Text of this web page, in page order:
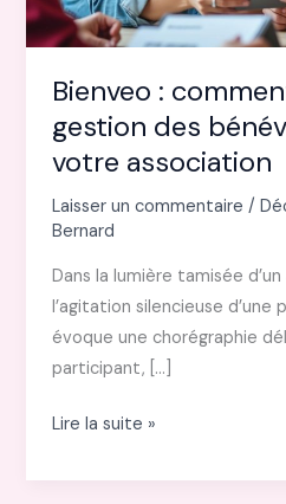
Bienveo :
gestion des
votre association
Laisser un commentaire /
Bernard
Dans la lumière tamisée
l’agitation silencieuse
évoque une chorégraphie
participant, […]
Bienveo
comment
Lire la suite »